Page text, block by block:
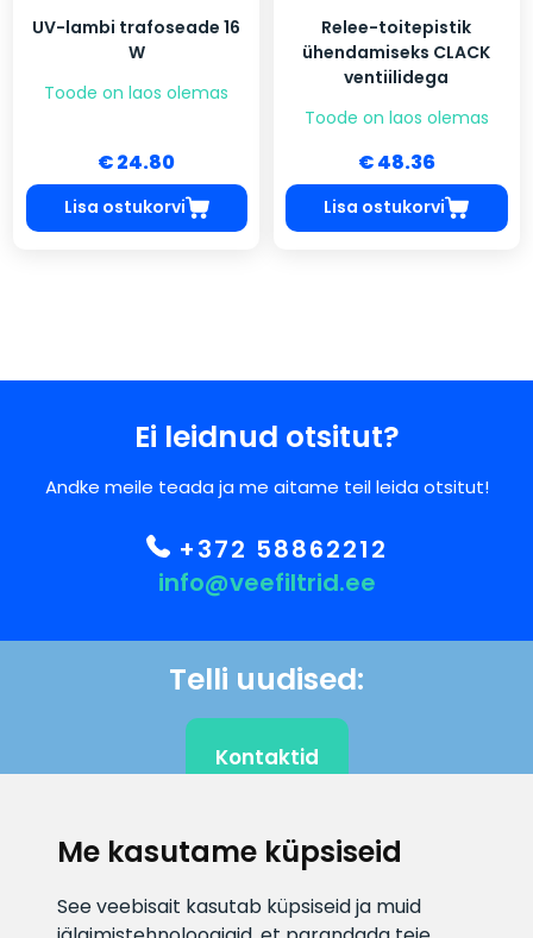
Me kasutame küpsiseid
See veebisait kasutab küpsiseid ja muid
UV-lambi trafoseade 16
W
Toode on laos olemas
€ 24.80
Lisa ostukorvi
Relee-toitepistik
ühendamiseks CLACK
ventiilidega
Toode on laos olemas
€ 48.36
Lisa ostukorvi
Ei leidnud otsitut?
Andke meile teada ja me aitame teil leida otsitut!
+372 58862212
info@veefiltrid.ee
Telli uudised:
Kontaktid